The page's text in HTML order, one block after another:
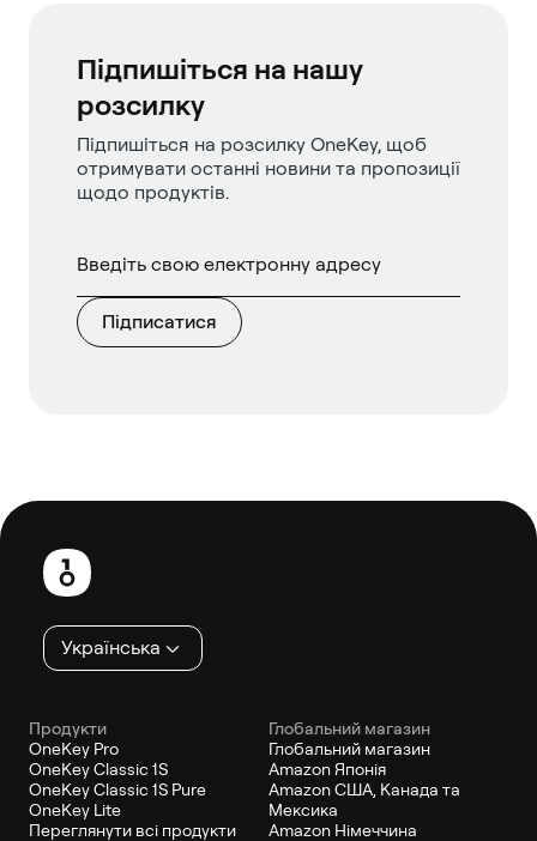
Підпишіться на нашу
розсилку
Підпишіться на розсилку OneKey, щоб
отримувати останні новини та пропозиції
щодо продуктів.
Підписатися
Нижній
колонтитул
Українська
Продукти
OneKey Pro
OneKey Classic 1S
OneKey Classic 1S Pure
OneKey Lite
Переглянути всі продукти
Глобальний магазин
Глобальний магазин
Amazon Японія
Amazon США, Канада та
Мексика
Amazon Німеччина